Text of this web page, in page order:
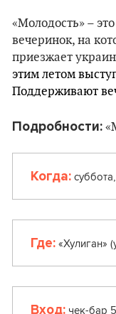
«Молодость» –
вечеринок, на
приезжает
этим летом
Поддерживают
Подробности:
Когда:
Где:«Хулиган»
Вход: чек-бар